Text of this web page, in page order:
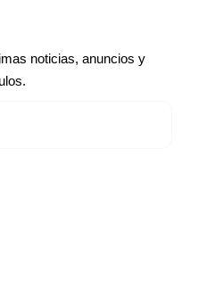
noticias, anuncios y